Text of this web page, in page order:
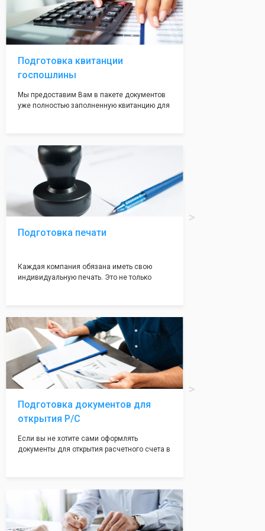
От адреса зависит почти 90% прохождения
регистрации, наши адреса вам позволят не
волноваться на этот счет, ведь у нас все
адреса не массовые и очень надежные!
Подготовка квитанции
госпошлины
Мы предоставим Вам в пакете документов
уже полностью заполненную квитанцию для
посредственно в налоговой инспекции при
подаче документов на регистрацию.
Подготовка печати
Каждая компания обязана иметь свою
индивидуальную печать. Это не только
вам поможем с помощью изготовления
печати по индивидуальному эскизу, который
Вы выберете сами из нашего каталога.
Подготовка документов для
открытия Р/С
Если вы не хотите сами оформлять
документы для открытия расчетного счета в
открытия счета, с минимальным затратом
вашего времени и сил!